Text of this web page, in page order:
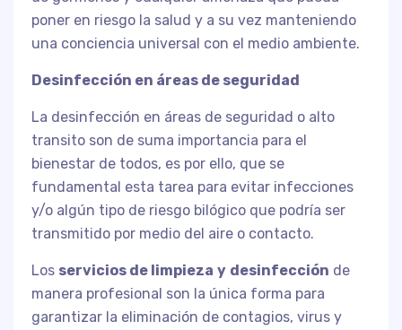
poner en riesgo la salud y a su vez manteniendo
una conciencia universal con el medio ambiente.
Desinfección en áreas de seguridad
La desinfección en áreas de seguridad o alto
transito son de suma importancia para el
bienestar de todos, es por ello, que se
fundamental esta tarea para evitar infecciones
y/o algún tipo de riesgo bilógico que podría ser
transmitido por medio del aire o contacto.
Los servicios de limpieza y desinfección de
manera profesional son la única forma para
garantizar la eliminación de contagios, virus y